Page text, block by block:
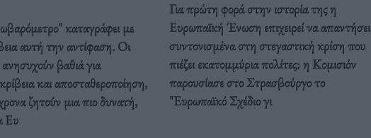
καταγράφει με
αυτή την αντίφαση. Oι
βαθιά για
και αποσταθεροποίηση,
ζητούν μια πιο δυνατή,
Ευ
Για πρώτη φορά στην ιστορία της η
Ευρωπαϊκή Ένωση επιχειρεί να απαντήσει
συντονισμένα στη στεγαστική κρίση που
πιέζει εκατομμύρια πολίτες: η Κομισιόν
παρουσίασε στο Στρασβούργο το
"Ευρωπαϊκό Σχέδιο γι